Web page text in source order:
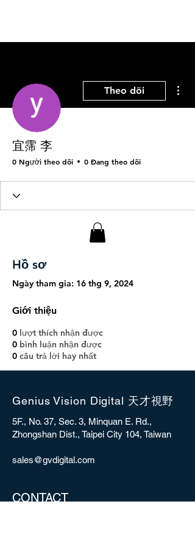
Theo dõi
宜霈 李
0 Người theo dõi 0 Đang theo dõi
Hồ sơ
Ngày tham gia: 16 thg 9, 2024
Giới thiệu
0 lượt thích nhận được
0 bình luận nhận được
0 câu trả lời hay nhất
Genius Vision Digital 天才視野
5F., No. 37, Sec. 3, Minquan E. Rd.,
Zhongshan Dist., Taipei City 104, Taiwan
sales@gvdigital.com
CONTACT